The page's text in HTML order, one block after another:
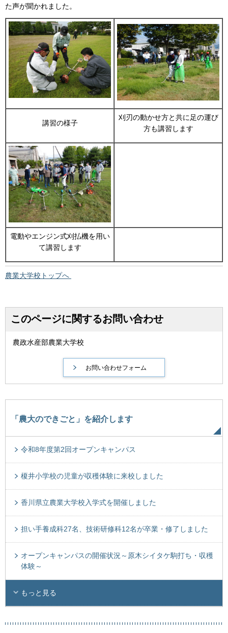
た声が聞かれました。
講習の様子
刈刃の動かせ方と共に足の運び
方も講習します
電動やエンジン式刈払機を用い
て講習します
農業大学校トップへ
このページに関するお問い合わせ
農政水産部農業大学校
「農大のできごと」を紹介します
令和8年度第2回オープンキャンパス
榎井小学校の児童が収穫体験に来校しました
香川県立農業大学校入学式を開催しました
担い手養成科27名、技術研修科12名が卒業・修了しました
オープンキャンパスの開催状況～原木シイタケ駒打ち・収穫
体験～
もっと見る